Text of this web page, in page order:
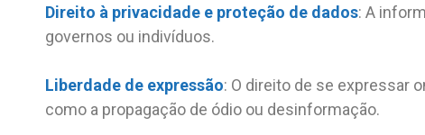
Direito à privacidade e proteção de dados: A
governos ou indivíduos.
Liberdade de expressão: O direito de se expressar
como a propagação de ódio ou desinformação.